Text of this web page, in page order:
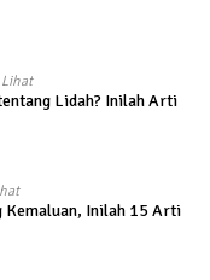
Lihat
Lidah? Inilah Arti
Kemaluan, Inilah 15 Arti